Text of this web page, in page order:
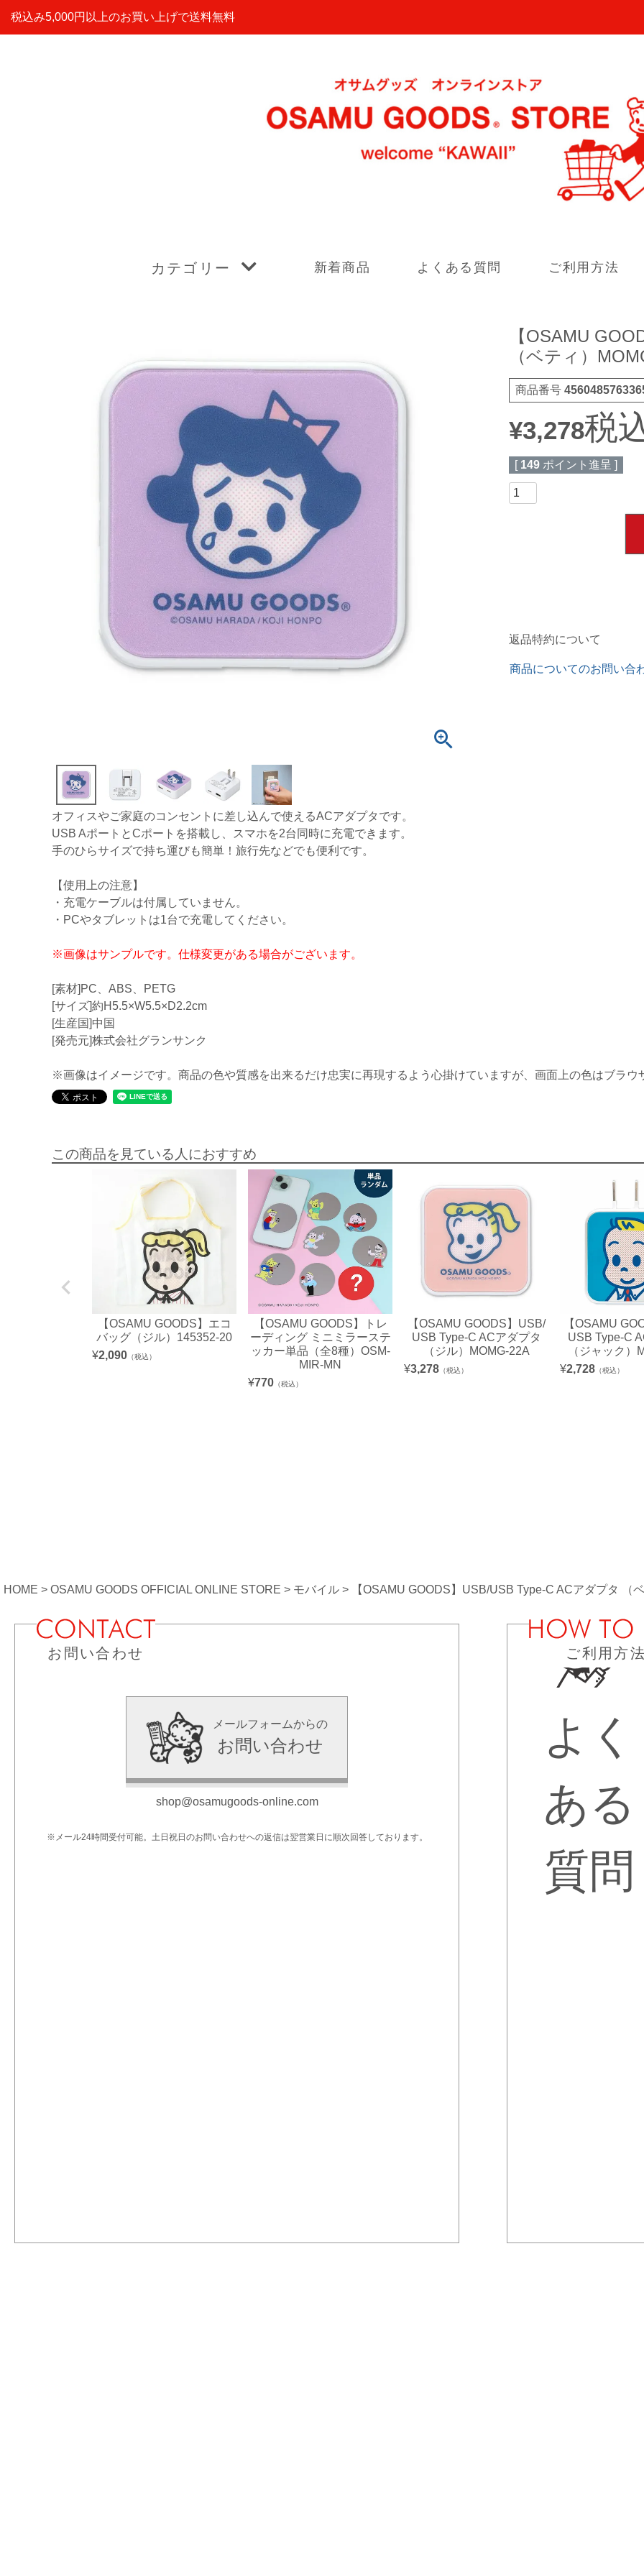
税込み5,000円以上のお買い上げで送料無料
カテゴリー 新着商品 よくある質問 ご利用方法
【OSAMU
（ベティ）
商品番号
¥3,278税
[ 149 ポイント進呈 ]
返品特約について
商品についてのお問い合
オフィスやご家庭のコンセントに差し込んで使えるACアダプタです。
USB AポートとCポートを搭載し、スマホを2台同時に充電できます。
手のひらサイズで持ち運びも簡単！旅行先などでも便利です。
【使用上の注意】
・充電ケーブルは付属していません。
・PCやタブレットは1台で充電してください。
※画像はサンプルです。仕様変更がある場合がございます。
[素材]PC、ABS、PETG
[サイズ]約H5.5×W5.5×D2.2cm
[生産国]中国
[発売元]株式会社グランサンク
※画像はイメージです。商品の色や質感を出来るだけ忠実に再現するよう心掛けていますが、画面上の色はブラ
この商品を見ている人におすすめ
【OSAMU GOODS】エコ
バッグ（ジル）145352-20
¥2,090 （税込）
【OSAMU GOODS】トレ
ーディング ミニミラーステ
ッカー単品（全8種）OSM-
MIR-MN
¥770 （税込）
【OSAMU GOODS】USB/
USB Type-C ACアダプタ
（ジル）MOMG-22A
¥3,278 （税込）
【OSAMU
USB Type-C
（ジャック）
¥2,728 （税込）
HOME OSAMU GOODS OFFICIAL ONLINE STORE モバイル 【OSAMU GOODS】USB/USB Type-C ACアダプタ （
お問い合わせ
メールフォームからの
お問い合わせ
shop@osamugoods-online.com
※メール24時間受付可能。土日祝日のお問い合わせへの返信は翌営業日に順次回答しております。
ご利用方
よく
ある
質問